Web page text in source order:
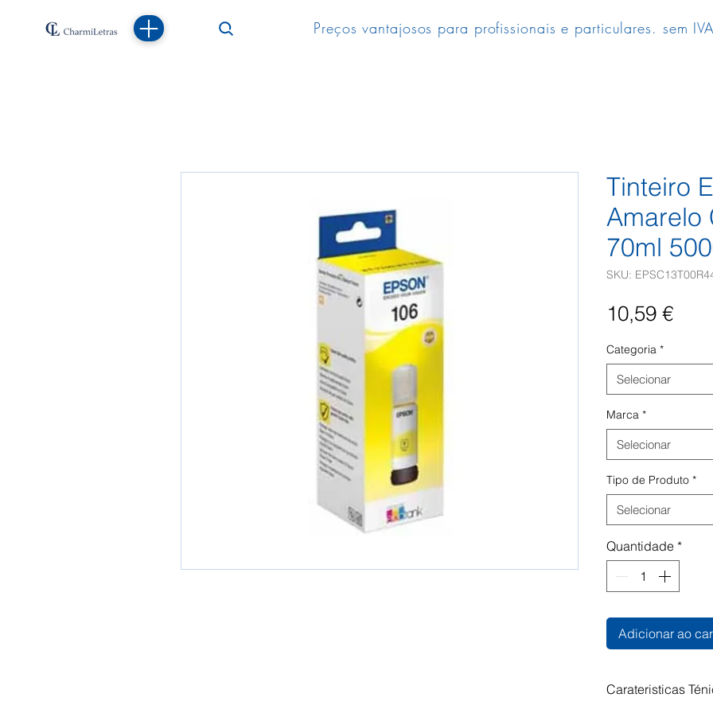
Preços vantajosos para profissionais e particulares. sem
Tinteiro
Amarelo
70ml
SKU:
10,59 €Preço
Categoria *
Selecionar
Marca *
Selecionar
Tipo de Produto *
Selecionar
Quantidade *
Adicionar ao
Carateristicas